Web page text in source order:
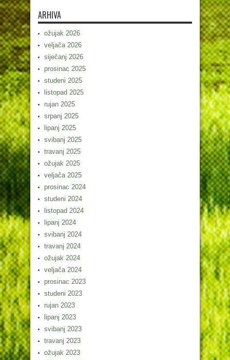
ARHIVA
ožujak 2026
veljača 2026
siječanj 2026
prosinac 2025
studeni 2025
listopad 2025
rujan 2025
srpanj 2025
lipanj 2025
svibanj 2025
travanj 2025
ožujak 2025
veljača 2025
prosinac 2024
studeni 2024
listopad 2024
lipanj 2024
svibanj 2024
travanj 2024
ožujak 2024
veljača 2024
prosinac 2023
studeni 2023
rujan 2023
lipanj 2023
svibanj 2023
travanj 2023
ožujak 2023